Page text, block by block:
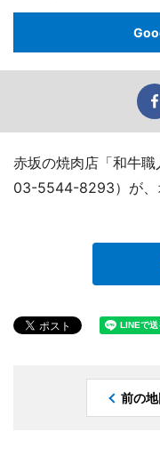
赤坂の焼肉店「和牛
03-5544-8293）が、
前の地